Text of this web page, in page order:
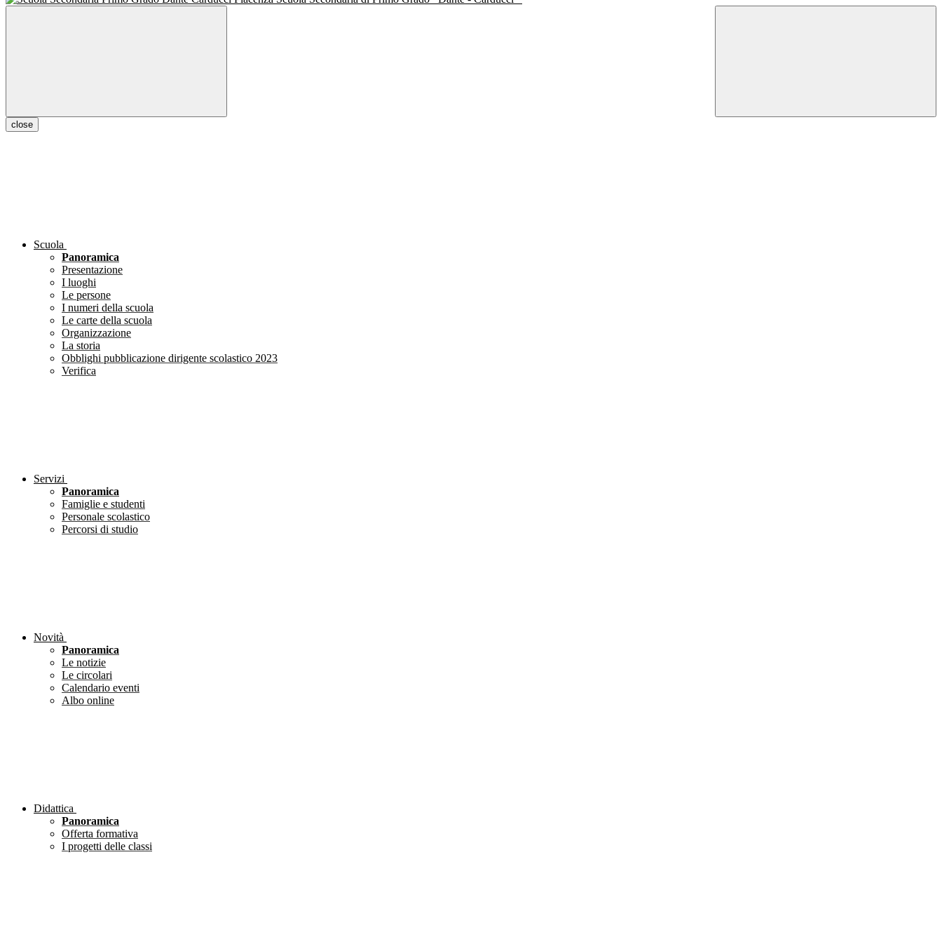
close
Scuola
Panoramica
Presentazione
I luoghi
Le persone
I numeri della scuola
Le carte della scuola
Organizzazione
La storia
Obblighi pubblicazione dirigente scolastico 2023
Verifica
Servizi
Panoramica
Famiglie e studenti
Personale scolastico
Percorsi di studio
Novità
Panoramica
Le notizie
Le circolari
Calendario eventi
Albo online
Didattica
Panoramica
Offerta formativa
I progetti delle classi